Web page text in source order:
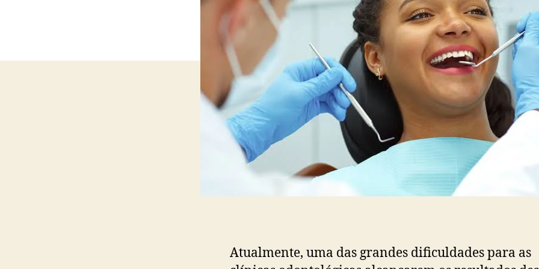
Atualmente, uma das grandes dificuldades para as